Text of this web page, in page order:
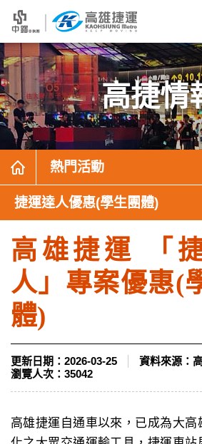
高捷情
熱門活動
捷運達人優惠(學生團體)
高雄捷運 「
人」專案優惠(
體)
更新日期： 2026-03-25 資料來源：
瀏覽人次： 35042
高雄捷運自通車以來，已成為大